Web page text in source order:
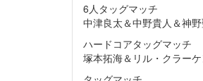
6人タッグマッチ
中津良太＆中野貴人＆神
ハードコアタッグマッチ
塚本拓海＆リル・クラー